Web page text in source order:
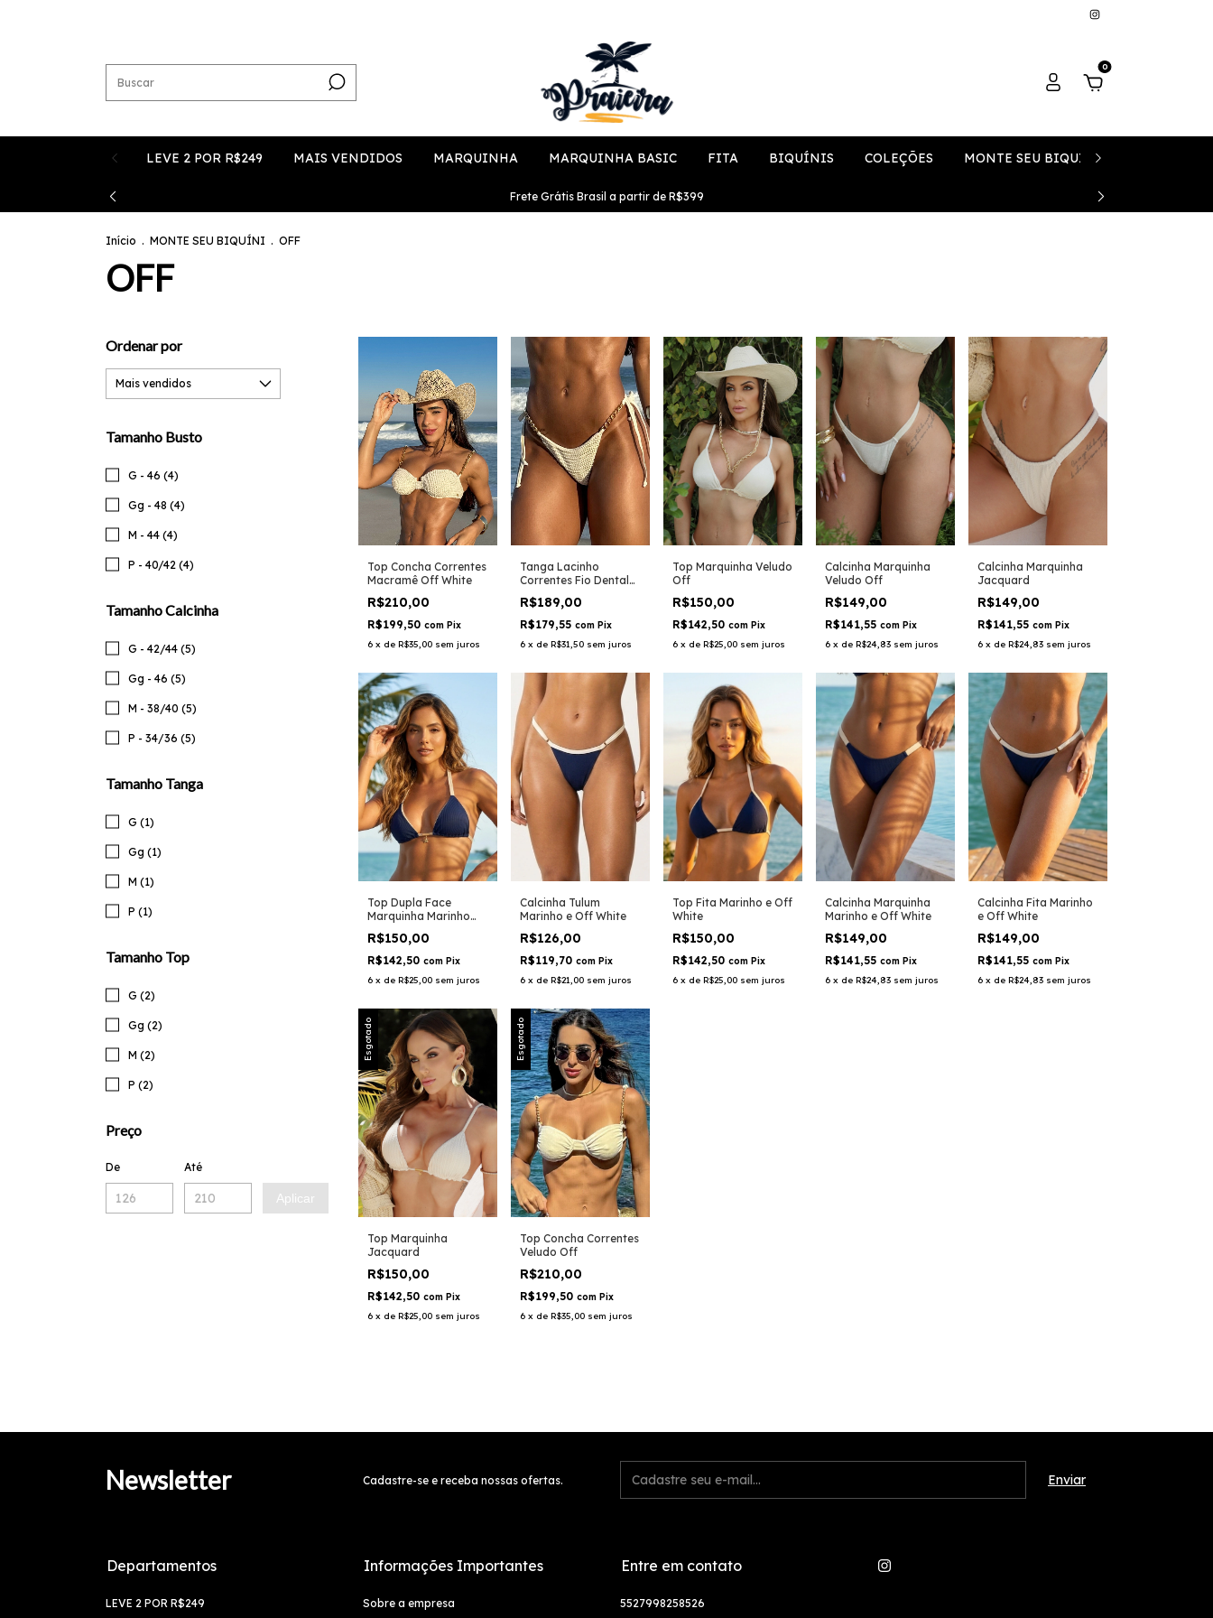
0
LEVE 2 POR R$249 MAIS VENDIDOS MARQUINHA MARQUINHA BASIC FITA BIQUÍNIS COLEÇÕES MONTE SEU BIQUÍNI
Frete Grátis Brasil a partir de R$399
Início . MONTE SEU BIQUÍNI . OFF
OFF
Ordenar por
Tamanho Busto
G - 46 (4)
Gg - 48 (4)
M - 44 (4)
P - 40/42 (4)
Tamanho Calcinha
G - 42/44 (5)
Gg - 46 (5)
M - 38/40 (5)
P - 34/36 (5)
Tamanho Tanga
G (1)
Gg (1)
M (1)
P (1)
Tamanho Top
G (2)
Gg (2)
M (2)
P (2)
Preço
De Até
Aplicar
Top Concha Correntes
Macramê Off White
R$210,00
R$199,50 com Pix
6 x de R$35,00 sem juros
Tanga Lacinho
Correntes Fio Dental
Macramê Off White
R$189,00
R$179,55 com Pix
6 x de R$31,50 sem juros
Top Marquinha Veludo
Off
R$150,00
R$142,50 com Pix
6 x de R$25,00 sem juros
Calcinha Marquinha
Veludo Off
R$149,00
R$141,55 com Pix
6 x de R$24,83 sem juros
Calcinha Marquinha
Jacquard
R$149,00
R$141,55 com Pix
6 x de R$24,83 sem juros
Top Dupla Face
Marquinha Marinho
R$150,00
R$142,50 com Pix
6 x de R$25,00 sem juros
Calcinha Tulum
Marinho e Off White
R$126,00
R$119,70 com Pix
6 x de R$21,00 sem juros
Top Fita Marinho e Off
White
R$150,00
R$142,50 com Pix
6 x de R$25,00 sem juros
Calcinha Marquinha
Marinho e Off White
R$149,00
R$141,55 com Pix
6 x de R$24,83 sem juros
Calcinha Fita Marinho
e Off White
R$149,00
R$141,55 com Pix
6 x de R$24,83 sem juros
Esgotado
Top Marquinha
Jacquard
R$150,00
R$142,50 com Pix
6 x de R$25,00 sem juros
Esgotado
Top Concha Correntes
Veludo Off
R$210,00
R$199,50 com Pix
6 x de R$35,00 sem juros
Newsletter Cadastre-se e receba nossas ofertas.
Departamentos
LEVE 2 POR R$249
Informações Importantes
Sobre a empresa
Entre em contato
5527998258526